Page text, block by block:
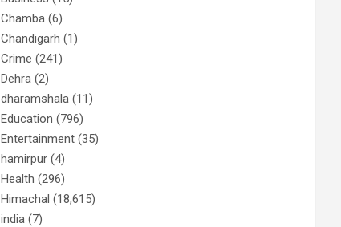
Chamba (6)
Chandigarh (1)
Crime (241)
Dehra (2)
dharamshala (11)
Education (796)
Entertainment (35)
hamirpur (4)
Health (296)
Himachal (18,615)
india (7)